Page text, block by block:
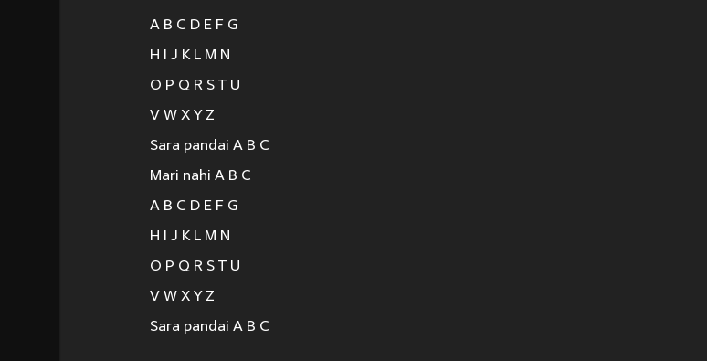
A B C D E F G
H I J K L M N
O P Q R S T U
V W X Y Z
Sara pandai A B C
Mari nahi A B C
A B C D E F G
H I J K L M N
O P Q R S T U
V W X Y Z
Sara pandai A B C